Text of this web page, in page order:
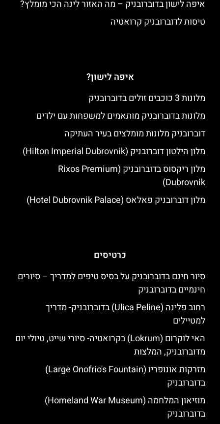
איפה לישון בדוברובניק – מה האזור לינה הכי מומלץ?
טיסות לדוברובניק קרואטיה
איפה לישון?
מלונות 3 כוכבים זולים בדוברובניק
מלונות בדוברובניק מותאמים למשפחות עם ילדים
דוברובניק מלונות מומלצים בעיר העתיקה
מלון הילטון דוברובניק (Hilton Imperial Dubrovnik)
מלון ריקסוס בדוברובניק (Rixos Premium
Dubrovnik)
מלון דוברובניק פאלאס (Hotel Dubrovnik Palace)
כרטיסים
סיור חינם בדוברובניק על בסיס טיפים למדריך – סיורים
חינמיים בדוברובניק
רחוב פלינה (Ulica Peline) בדוברובניק- מדריך
למטיילים
האי לוקרום (Lokrum) בקרואטיה- סיורי שייט, טיולי יום
מדוברובניק, המלצות
מזרקות אונופריו (Large Onofrio's Fountain)
בדוברובניק
מוזיאון המלחמה (Homeland War Museum)
בדוברובניק